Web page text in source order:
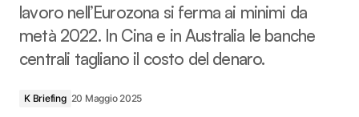
lavoro nell’Eurozona si ferma ai minimi da
metà 2022. In Cina e in Australia le banche
centrali tagliano il costo del denaro.
K Briefing 20 Maggio 2025